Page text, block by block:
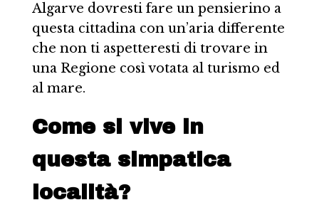
Algarve dovresti fare un pensierino a
questa cittadina con un’aria differente
che non ti aspetteresti di trovare in
una Regione così votata al turismo ed
al mare.
Come si vive in
questa simpatica
località?